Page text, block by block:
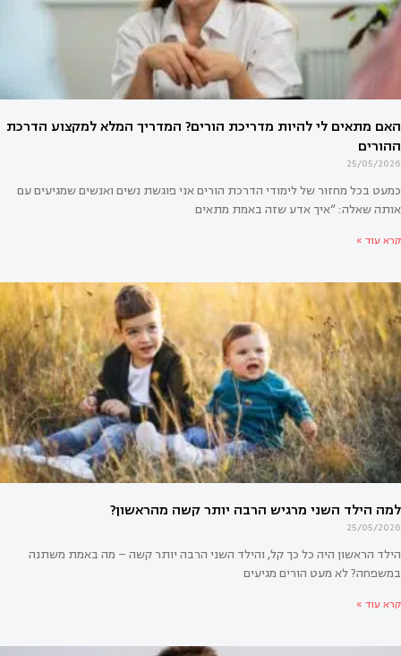
אולי יעניין אותך גם
לי להיות מדריכת הורים? המדריך המלא למקצוע הדרכת
25/05/2026
כמעט בכל מחזור של לימודי הדרכת הורים אני פוגשת נשים ואנשים שמגיעים עם
אותה שאלה: “איך אדע שזה באמת מתאים
קרא עוד »
25/05/2026
הילד הראשון היה כל כך קל, והילד השני הרבה יותר קשה – מה באמת משתנה
במשפחה? לא מעט הורים מגיעים
קרא עוד »